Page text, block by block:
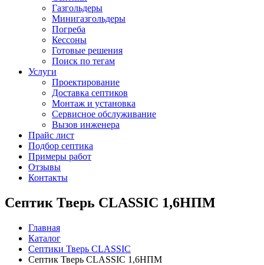
Газгольдеры
Минигазгольдеры
Погреба
Кессоны
Готовые решения
Поиск по тегам
Услуги
Проектирование
Доставка септиков
Монтаж и установка
Сервисное обслуживание
Вызов инженера
Прайс лист
Подбор септика
Примеры работ
Отзывы
Контакты
Септик Тверь CLASSIC 1,6НПМ
Главная
Каталог
Септики Тверь CLASSIC
Септик Тверь CLASSIC 1,6НПМ